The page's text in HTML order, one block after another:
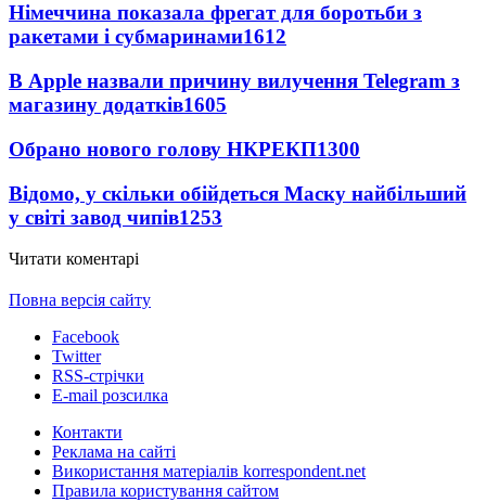
Німеччина показала фрегат для боротьби з
ракетами і субмаринами1612
В Apple назвали причину вилучення Telegram з
магазину додатків1605
Обрано нового голову НКРЕКП1300
Відомо, у скільки обійдеться Маску найбільший
у світі завод чипів1253
Читати коментарі
Повна версія сайту
Facebook
Twitter
RSS-стрічки
E-mail розсилка
Контакти
Реклама на сайті
Використання матеріалів korrespondent.net
Правила користування сайтом